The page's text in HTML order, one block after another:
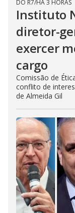
DO R7/HÁ 3 HORAS
Instituto
diretor-
exercer
cargo
Comissão de
conflito de
de Almeida Gil